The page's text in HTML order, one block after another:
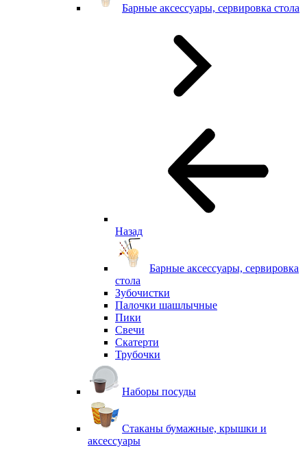
Барные аксессуары, сервировка стола
Назад
Барные аксессуары, сервировка
стола
Зубочистки
Палочки шашлычные
Пики
Свечи
Скатерти
Трубочки
Наборы посуды
Стаканы бумажные, крышки и
аксессуары